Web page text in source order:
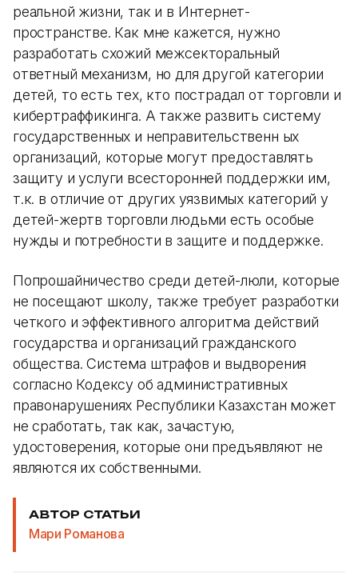
реальной жизни, так и в Интернет-
пространстве. Как мне кажется, нужно
разработать схожий межсекторальный
ответный механизм, но для другой категории
детей, то есть тех, кто пострадал от торговли и
кибертраффикинга. А также развить систему
государственных и неправительственн ых
организаций, которые могут предоставлять
защиту и услуги всесторонней поддержки им,
т.к. в отличие от других уязвимых категорий у
детей-жертв торговли людьми есть особые
нужды и потребности в защите и поддержке.
Попрошайничество среди детей-люли, которые
не посещают школу, также требует разработки
четкого и эффективного алгоритма действий
государства и организаций гражданского
общества. Система штрафов и выдворения
согласно Кодексу об административных
правонарушениях Республики Казахстан может
не сработать, так как, зачастую,
удостоверения, которые они предъявляют не
являются их собственными.
АВТОР СТАТЬИ
Мари Романова